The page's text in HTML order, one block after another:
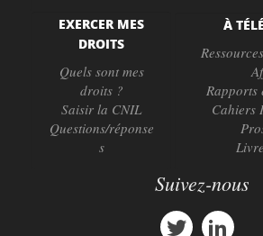
EXERCER MES
DROITS
Quels sont mes
droits ?
Saisir la CNIL
Questions/réponse
s
À
Rapports
Cahiers
Suivez-nous